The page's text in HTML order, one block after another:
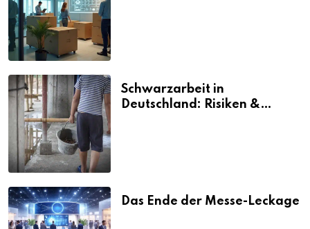
Schwarzarbeit in
Deutschland: Risiken &
Das Ende der Messe-Leckage